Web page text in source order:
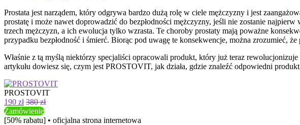
Prostata jest narządem, który odgrywa bardzo dużą rolę w ciele mężczyzny i jest
prostatę i może nawet doprowadzić do bezpłodności mężczyzny, jeśli nie zostanie
trzech mężczyzn, a ich ewolucja tylko wzrasta. Te choroby prostaty mają poważne
przypadku bezpłodność i śmierć. Biorąc pod uwagę te konsekwencje, można zrozumieć,
Właśnie z tą myślą niektórzy specjaliści opracowali produkt, który już teraz
artykułu dowiesz się, czym jest PROSTOVIT, jak działa, gdzie znaleźć odpowiedni
PROSTOVIT
190 zł 380 zł
Zamówienie
[50% rabatu] • oficjalna strona internetowa